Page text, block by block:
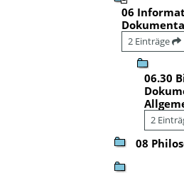
06
2 Einträge
06.30
2
08